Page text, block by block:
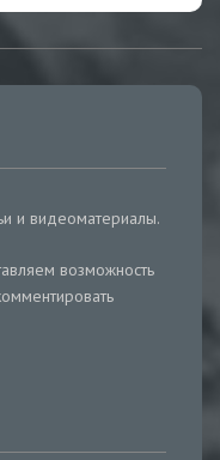
и видеоматериалы.
возможность